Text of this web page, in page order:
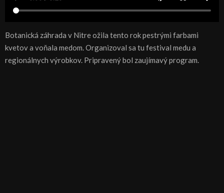
Botanická záhrada v Nitre ožila tento rok pestrými farbami
kvetov a voňala medom. Organizoval sa tu festival medu a
regionálnych výrobkov. Pripravený bol zaujímavý program.